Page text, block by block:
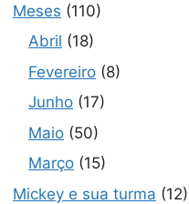
Meses (110)
Abril (18)
Fevereiro (8)
Junho (17)
Maio (50)
Março (15)
Mickey e sua turma (12)